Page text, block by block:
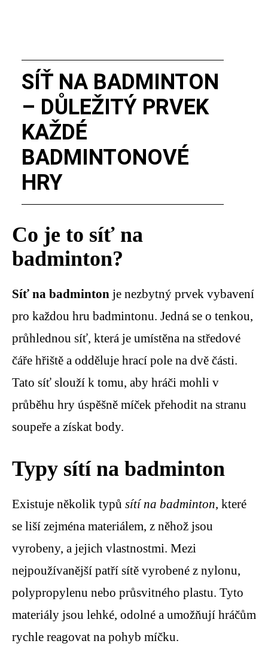
SÍŤ NA BADMINTON
– DŮLEŽITÝ PRVEK
KAŽDÉ
BADMINTONOVÉ
HRY
Co je to síť na
badminton?
Síť na badminton je nezbytný prvek vybavení
pro každou hru badmintonu. Jedná se o tenkou,
průhlednou síť, která je umístěna na středové
čáře hřiště a odděluje hrací pole na dvě části.
Tato síť slouží k tomu, aby hráči mohli v
průběhu hry úspěšně míček přehodit na stranu
soupeře a získat body.
Typy sítí na badminton
Existuje několik typů sítí na badminton, které
se liší zejména materiálem, z něhož jsou
vyrobeny, a jejich vlastnostmi. Mezi
nejpoužívanější patří sítě vyrobené z nylonu,
polypropylenu nebo průsvitného plastu. Tyto
materiály jsou lehké, odolné a umožňují hráčům
rychle reagovat na pohyb míčku.